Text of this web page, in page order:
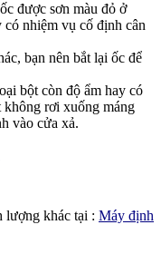
được sơn màu đỏ ở
nhiệm vụ cố định cân
bạn nên bắt lại ốc để
bột còn độ ẩm hay có
rơi xuống máng
vào cửa xả.
lượng khác tại : Máy định